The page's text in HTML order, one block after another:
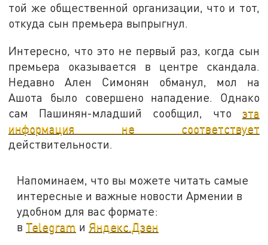
той же общественной организации, что и тот,
откуда сын премьера выпрыгнул.
Интересно, что это не первый раз, когда сын
премьера оказывается в центре скандала.
Недавно Ален Симонян обманул, мол на
Ашота было совершено нападение. Однако
сам Пашинян-младший сообщил, что эта
информация не соответствует
действительности.
Напоминаем, что вы можете читать самые
интересные и важные новости Армении в
удобном для вас формате:
в Telegram и Яндекс.Дзен